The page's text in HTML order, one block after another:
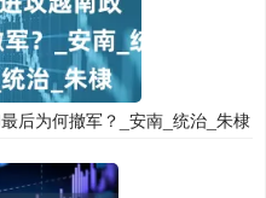
后为何撤军？_安南_统治_朱棣